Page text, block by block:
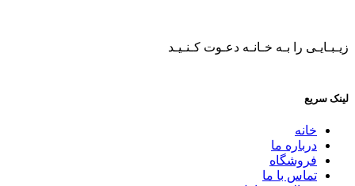
زیـبـایـی را بـه خـانـه دعـوت کـنـیـد
لینک سریع
خانه
درباره ما
فروشگاه
تماس با ما